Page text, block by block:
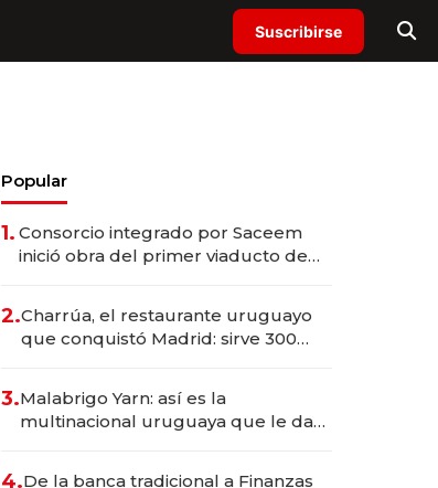
Suscribirse
Popular
1. Consorcio integrado por Saceem
inició obra del primer viaducto de
millones
2.Charrúa, el restaurante uruguayo
que conquistó Madrid: sirve 300
prepara apertura
3.Malabrigo Yarn: así es la
multinacional uruguaya que le da
4.De la banca tradicional a Finanzas